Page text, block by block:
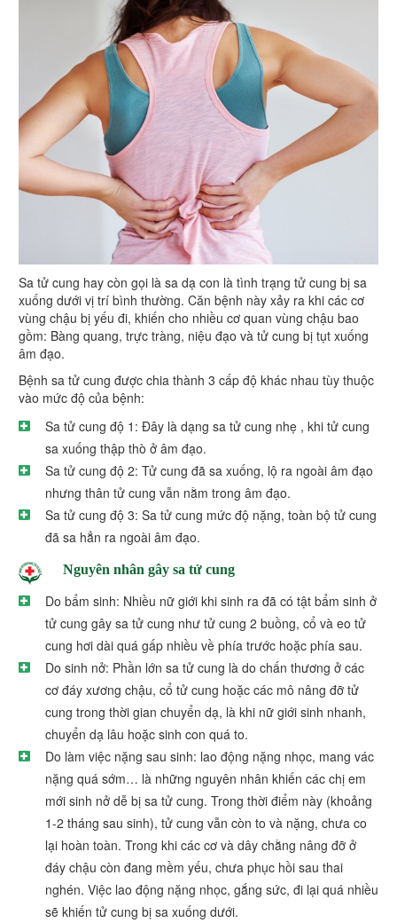
Sa tử cung hay còn gọi là sa dạ con là tình trạng tử cung bị sa
xuống dưới vị trí bình thường. Căn bệnh này xảy ra khi các cơ
vùng chậu bị yếu đi, khiến cho nhiều cơ quan vùng chậu bao
gồm: Bàng quang, trực tràng, niệu đạo và tử cung bị tụt xuống
âm đạo.
Bệnh sa tử cung được chia thành 3 cấp độ khác nhau tùy thuộc
vào mức độ của bệnh:
Sa tử cung độ 1: Đây là dạng sa tử cung nhẹ , khi tử cung
sa xuống thập thò ở âm đạo.
Sa tử cung độ 2: Tử cung đã sa xuống, lộ ra ngoài âm đạo
nhưng thân tử cung vẫn nằm trong âm đạo.
Sa tử cung độ 3: Sa tử cung mức độ nặng, toàn bộ tử cung
đã sa hẳn ra ngoài âm đạo.
Nguyên nhân gây sa tử cung
Do bẩm sinh: Nhiều nữ giới khi sinh ra đã có tật bẩm sinh ở
tử cung gây sa tử cung như tử cung 2 buồng, cổ và eo tử
cung hơi dài quá gấp nhiều về phía trước hoặc phía sau.
Do sinh nở: Phần lớn sa tử cung là do chấn thương ở các
cơ đáy xương chậu, cổ tử cung hoặc các mô nâng đỡ tử
cung trong thời gian chuyển dạ, là khi nữ giới sinh nhanh,
chuyển dạ lâu hoặc sinh con quá to.
Do làm việc nặng sau sinh: lao động nặng nhọc, mang vác
nặng quá sớm… là những nguyên nhân khiến các chị em
mới sinh nở dễ bị sa tử cung. Trong thời điểm này (khoảng
1-2 tháng sau sinh), tử cung vẫn còn to và nặng, chưa co
lại hoàn toàn. Trong khi các cơ và dây chằng nâng đỡ ở
đáy chậu còn đang mềm yếu, chưa phục hồi sau thai
nghén. Việc lao động nặng nhọc, gắng sức, đi lại quá nhiều
sẽ khiến tử cung bị sa xuống dưới.